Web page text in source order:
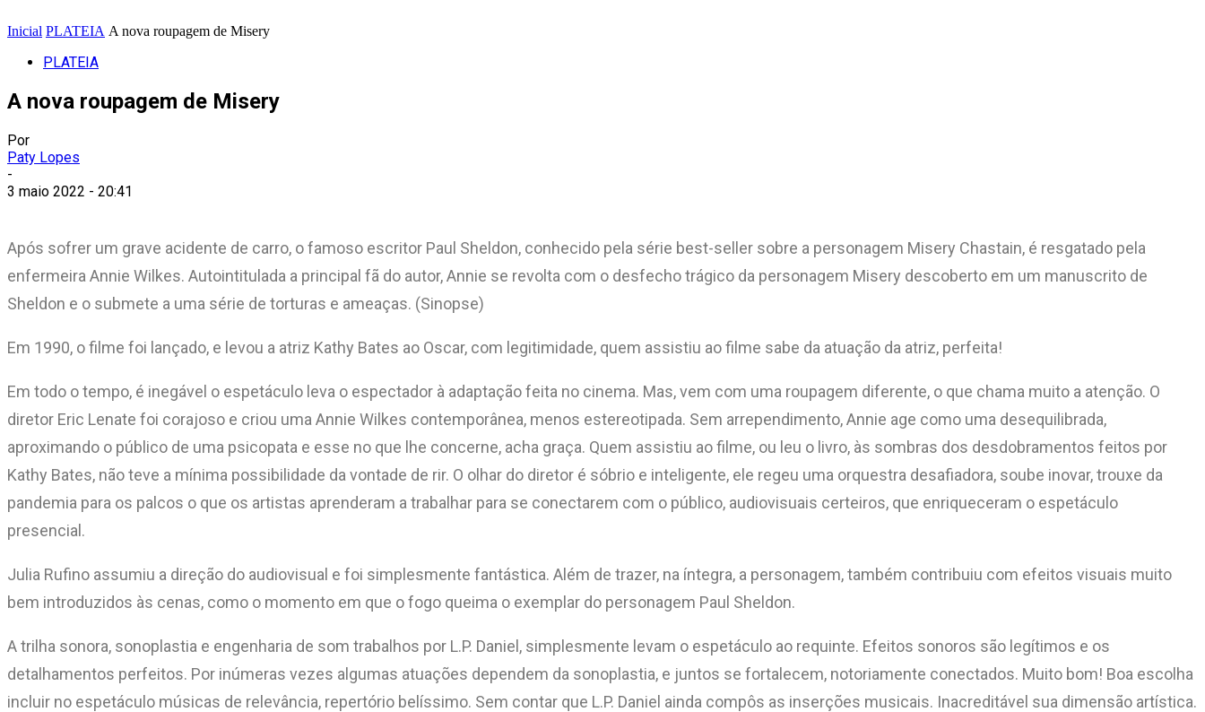
Inicial PLATEIA A nova roupagem de Misery
PLATEIA
A nova roupagem de Misery
Por
Paty Lopes
-
3 maio 2022 - 20:41
Após sofrer um grave acidente de carro, o famoso escritor Paul Sheldon, conhecido pela série best-seller sobre a personagem Misery Chastain, é resgatado pela
enfermeira Annie Wilkes. Autointitulada a principal fã do autor, Annie se revolta com o desfecho trágico da personagem Misery descoberto em um manuscrito de
Sheldon e o submete a uma série de torturas e ameaças. (Sinopse)
Em 1990, o filme foi lançado, e levou a atriz Kathy Bates ao Oscar, com legitimidade, quem assistiu ao filme sabe da atuação da atriz, perfeita!
Em todo o tempo, é inegável o espetáculo leva o espectador à adaptação feita no cinema. Mas, vem com uma roupagem diferente, o que chama muito a atenção. O
diretor Eric Lenate foi corajoso e criou uma Annie Wilkes contemporânea, menos estereotipada. Sem arrependimento, Annie age como uma desequilibrada,
aproximando o público de uma psicopata e esse no que lhe concerne, acha graça. Quem assistiu ao filme, ou leu o livro, às sombras dos desdobramentos feitos por
Kathy Bates, não teve a mínima possibilidade da vontade de rir. O olhar do diretor é sóbrio e inteligente, ele regeu uma orquestra desafiadora, soube inovar, trouxe da
pandemia para os palcos o que os artistas aprenderam a trabalhar para se conectarem com o público, audiovisuais certeiros, que enriqueceram o espetáculo
presencial.
Julia Rufino assumiu a direção do audiovisual e foi simplesmente fantástica. Além de trazer, na íntegra, a personagem, também contribuiu com efeitos visuais muito
bem introduzidos às cenas, como o momento em que o fogo queima o exemplar do personagem Paul Sheldon.
A trilha sonora, sonoplastia e engenharia de som trabalhos por L.P. Daniel, simplesmente levam o espetáculo ao requinte. Efeitos sonoros são legítimos e os
detalhamentos perfeitos. Por inúmeras vezes algumas atuações dependem da sonoplastia, e juntos se fortalecem, notoriamente conectados. Muito bom! Boa escolha
incluir no espetáculo músicas de relevância, repertório belíssimo. Sem contar que L.P. Daniel ainda compôs as inserções musicais. Inacreditável sua dimensão artística.